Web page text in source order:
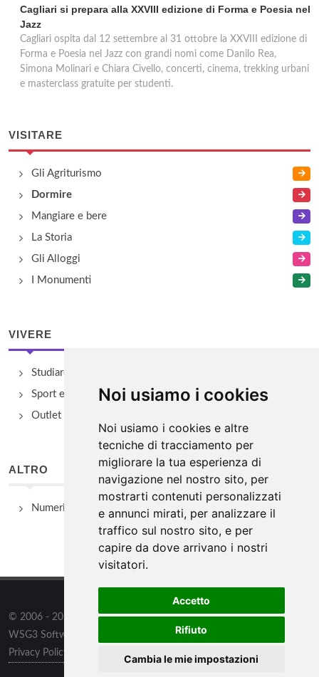
Noi usiamo i cookies
Noi usiamo i cookies e altre
tecniche di tracciamento per
migliorare la tua esperienza di
navigazione nel nostro sito, per
mostrarti contenuti personalizzati
e annunci mirati, per analizzare il
traffico sul nostro sito, e per
capire da dove arrivano i nostri
visitatori.
Accetto
Rifiuto
Cambia le mie impostazioni
Cagliari si prepara alla XXVIII edizione di Forma e Poesia nel
Jazz
Cagliari ospita dal 12 settembre al 31 ottobre la XXVIII edizione di
Forma e Poesia nel Jazz con grandi nomi come Danilo Rea,
Simona Molinari e Chiara Civello, concerti, cinema, trekking urbani
e masterclass gratuite per studenti.
VISITARE
Gli Agriturismo
Dormire
Mangiare e bere
La Storia
Gli Alloggi
I Monumenti
VIVERE
Studiare
Sport e Benessere
Outlet e spacci aziendali
ALTRO
Numeri Utili
© 2006 - 2026 WSG3 STUDIOtutti i diritti riservati. Powered by
WSG3 Software
Privacy Policy
Preferenze sui Cookies